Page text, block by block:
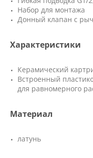
Набор для монтажа
Донный клапан с
Характеристики
Керамический
Встроенный
для равномерного
Материал
латунь